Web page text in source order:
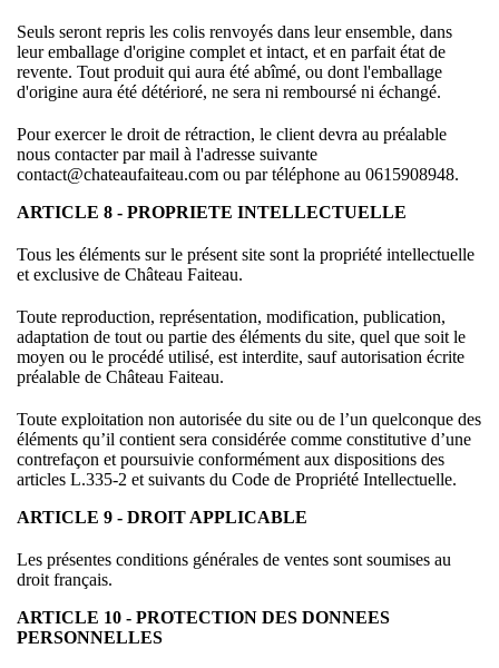
Seuls seront repris les colis renvoyés dans leur ensemble, dans
leur emballage d'origine complet et intact, et en parfait état de
revente. Tout produit qui aura été abîmé, ou dont l'emballage
d'origine aura été détérioré, ne sera ni remboursé ni échangé.
Pour exercer le droit de rétraction, le client devra au préalable
nous contacter par mail à l'adresse suivante
contact@chateaufaiteau.com ou par téléphone au 0615908948.
ARTICLE 8 - PROPRIETE INTELLECTUELLE
Tous les éléments sur le présent site sont la propriété intellectuelle
et exclusive de Château Faiteau.
Toute reproduction, représentation, modification, publication,
adaptation de tout ou partie des éléments du site, quel que soit le
moyen ou le procédé utilisé, est interdite, sauf autorisation écrite
préalable de Château Faiteau.
Toute exploitation non autorisée du site ou de l’un quelconque des
éléments qu’il contient sera considérée comme constitutive d’une
contrefaçon et poursuivie conformément aux dispositions des
articles L.335-2 et suivants du Code de Propriété Intellectuelle.
ARTICLE 9 - DROIT APPLICABLE
Les présentes conditions générales de ventes sont soumises au
droit français.
ARTICLE 10 - PROTECTION DES DONNEES
PERSONNELLES